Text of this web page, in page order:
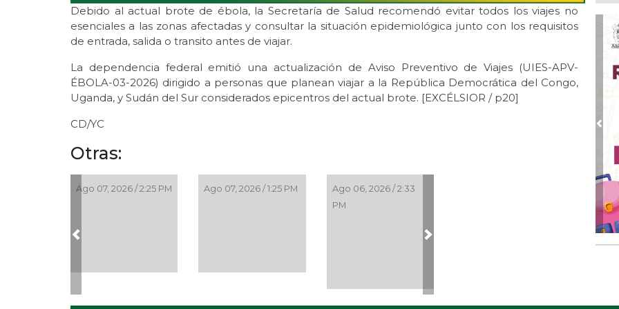
Debido al actual brote de ébola, la Secretaría de Salud recomendó evitar todos los viajes no
esenciales a las zonas afectadas y consultar la situación epidemiológica junto con los requisitos
de entrada, salida o transito antes de viajar.
La dependencia federal emitió una actualización de Aviso Preventivo de Viajes (UIES-APV-
ÉBOLA-03-2026) dirigido a personas que planean viajar a la República Democrática del Congo,
Uganda, y Sudán del Sur considerados epicentros del actual brote. [EXCÉLSIOR / p20]
CD/YC
Otras:
Ago 07, 2026 / 2:25 PM Ago 07, 2026 / 1:25 PM
Ago 06, 2026 / 2:33
PM
Previous Next
del
del